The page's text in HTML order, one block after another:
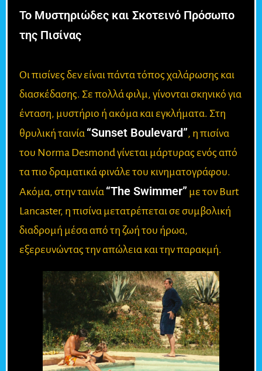
Το Μυστηριώδες και Σκοτεινό Πρόσωπο
της Πισίνας
Οι πισίνες δεν είναι πάντα τόπος χαλάρωσης και
διασκέδασης. Σε πολλά φιλμ, γίνονται σκηνικό για
ένταση, μυστήριο ή ακόμα και εγκλήματα. Στη
θρυλική ταινία “Sunset Boulevard”, η πισίνα
του Norma Desmond γίνεται μάρτυρας ενός από
τα πιο δραματικά φινάλε του κινηματογράφου.
Ακόμα, στην ταινία “The Swimmer” με τον Burt
Lancaster, η πισίνα μετατρέπεται σε συμβολική
διαδρομή μέσα από τη ζωή του ήρωα,
εξερευνώντας την απώλεια και την παρακμή.